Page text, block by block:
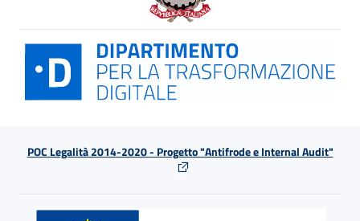
POC Legalità 2014-2020 - Progetto "Antifrode e Internal Audit"